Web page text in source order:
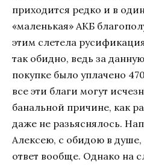
приходится редко и в
«маленькая» АКБ
этим слетела
так обидно, ведь за
покупке было уплачено
все эти благи могут
банальной причине, как
даже не разьяснялось.
Алексею, с обидою в душе,
ответ вообще. Однако на